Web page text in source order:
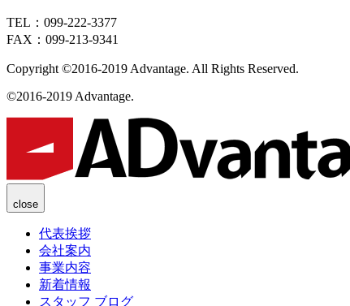
TEL：099-222-3377
FAX：099-213-9341
Copyright ©2016-2019 Advantage. All Rights Reserved.
©2016-2019 Advantage.
close
代表挨拶
会社案内
事業内容
新着情報
スタッフ ブログ